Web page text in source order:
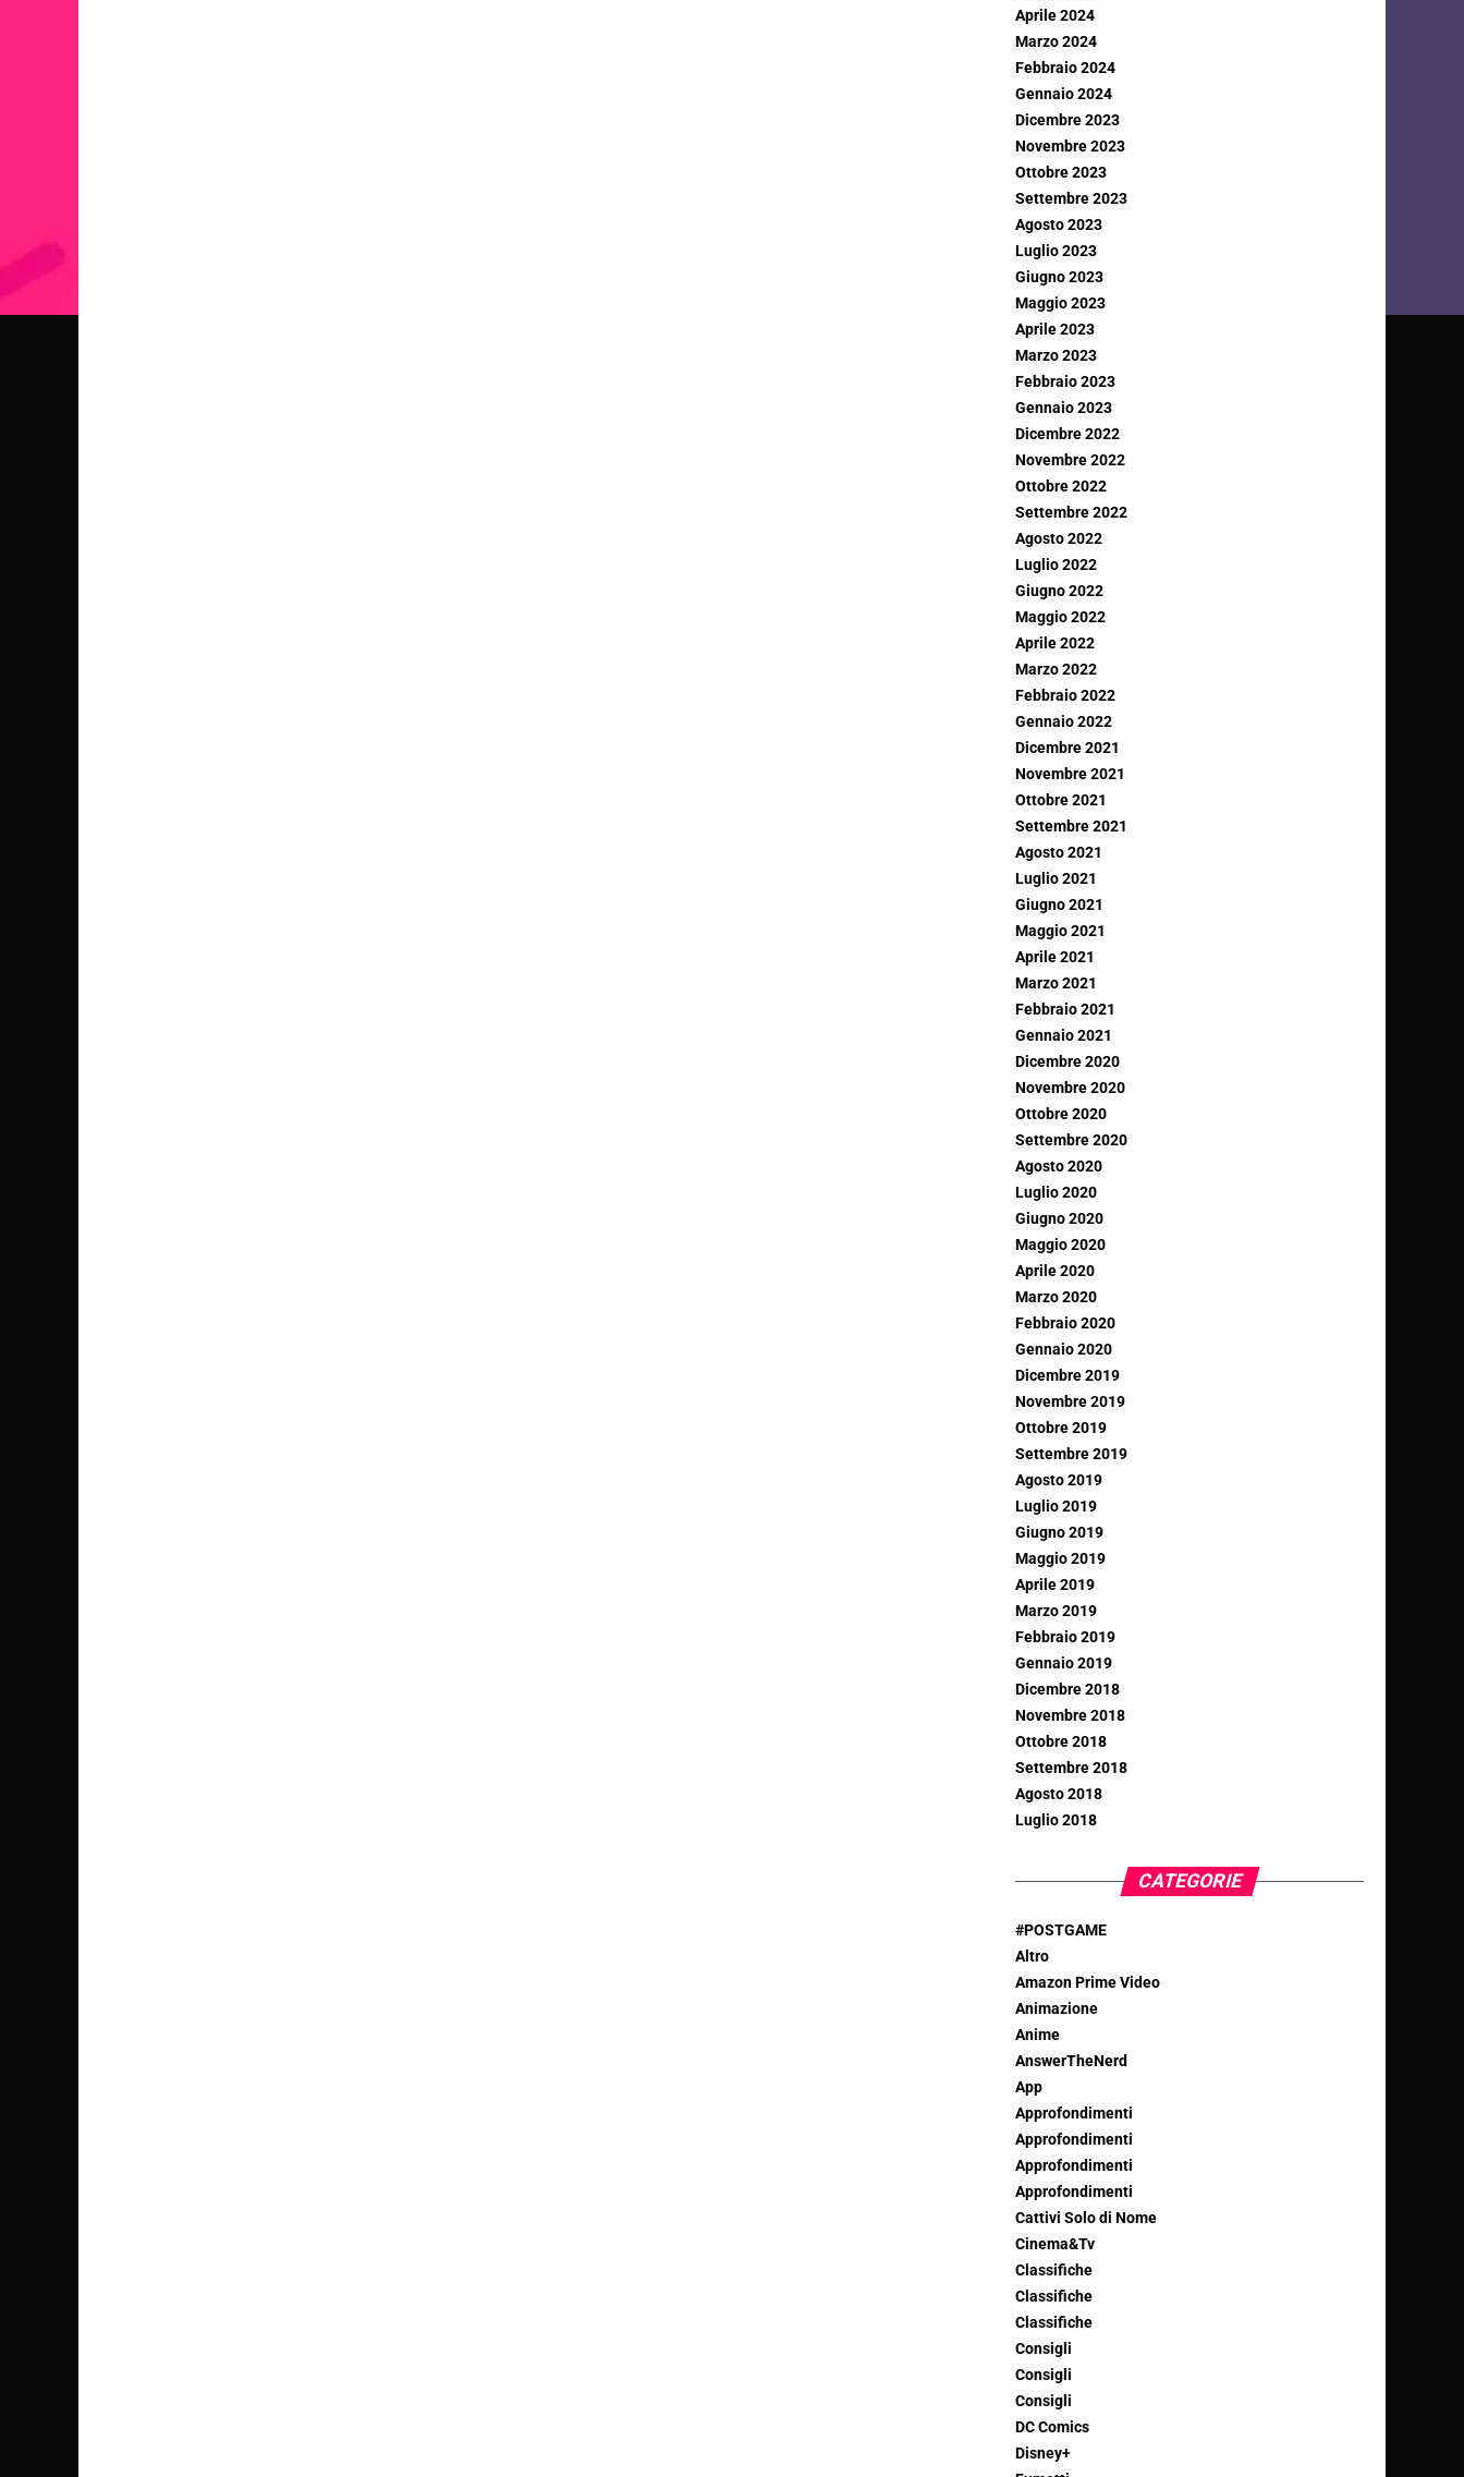
Aprile 2024
Marzo 2024
Febbraio 2024
Gennaio 2024
Dicembre 2023
Novembre 2023
Ottobre 2023
Settembre 2023
Agosto 2023
Luglio 2023
Giugno 2023
Maggio 2023
Aprile 2023
Marzo 2023
Febbraio 2023
Gennaio 2023
Dicembre 2022
Novembre 2022
Ottobre 2022
Settembre 2022
Agosto 2022
Luglio 2022
Giugno 2022
Maggio 2022
Aprile 2022
Marzo 2022
Febbraio 2022
Gennaio 2022
Dicembre 2021
Novembre 2021
Ottobre 2021
Settembre 2021
Agosto 2021
Luglio 2021
Giugno 2021
Maggio 2021
Aprile 2021
Marzo 2021
Febbraio 2021
Gennaio 2021
Dicembre 2020
Novembre 2020
Ottobre 2020
Settembre 2020
Agosto 2020
Luglio 2020
Giugno 2020
Maggio 2020
Aprile 2020
Marzo 2020
Febbraio 2020
Gennaio 2020
Dicembre 2019
Novembre 2019
Ottobre 2019
Settembre 2019
Agosto 2019
Luglio 2019
Giugno 2019
Maggio 2019
Aprile 2019
Marzo 2019
Febbraio 2019
Gennaio 2019
Dicembre 2018
Novembre 2018
Ottobre 2018
Settembre 2018
Agosto 2018
Luglio 2018
CATEGORIE
#POSTGAME
Altro
Amazon Prime Video
Animazione
Anime
AnswerTheNerd
App
Approfondimenti
Approfondimenti
Approfondimenti
Approfondimenti
Cattivi Solo di Nome
Cinema&Tv
Classifiche
Classifiche
Classifiche
Consigli
Consigli
Consigli
DC Comics
Disney+